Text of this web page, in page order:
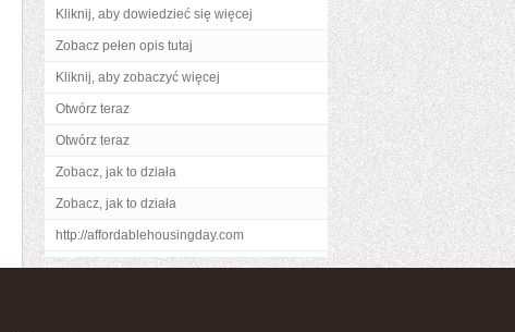
Kliknij, aby dowiedzieć się więcej
Zobacz pełen opis tutaj
Kliknij, aby zobaczyć więcej
Otwórz teraz
Otwórz teraz
Zobacz, jak to działa
Zobacz, jak to działa
http://affordablehousingday.com